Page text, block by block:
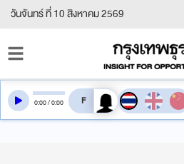
วันจันทร์ ที่ 10 สิงหาคม 2569
0:00/0:00 สลับเสียงอ่าน